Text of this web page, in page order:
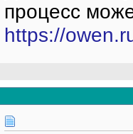
процесс
https://